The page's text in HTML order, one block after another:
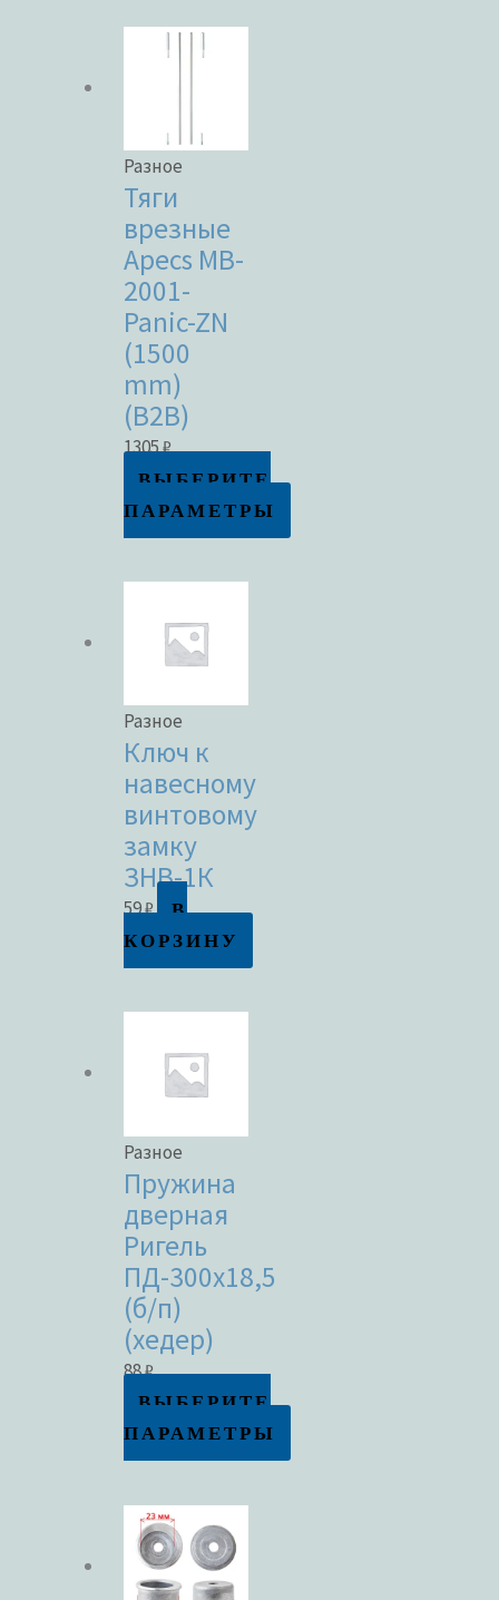
Разное
Тяги
врезные
Apecs MB-
2001-
Panic-ZN
(1500
mm)
(B2B)
1305₽
ВЫБЕРИТЕ
ПАРАМЕТРЫ
Разное
Ключ к
навесному
винтовому
замку
ЗНВ-1К
59₽
В
КОРЗИНУ
Разное
Пружина
дверная
Ригель
ПД-300х18,5
(б/п)
(хедер)
88₽
ВЫБЕРИТЕ
ПАРАМЕТРЫ